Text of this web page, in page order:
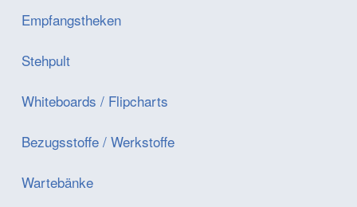
Empfangstheken
Stehpult
Whiteboards / Flipcharts
Bezugsstoffe / Werkstoffe
Wartebänke